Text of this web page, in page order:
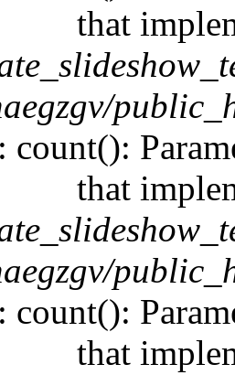
that
: count():
that
: count():
that